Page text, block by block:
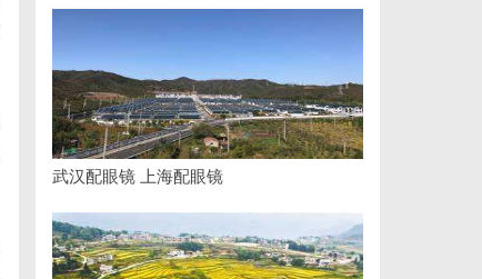
武汉配眼镜 上海配眼镜